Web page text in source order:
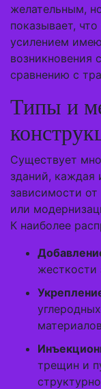
желательным,
показывает,
усилением
возникновения
сравнению с
Типы и
Существует
зданий, каждая
зависимости
или
К наиболее
жесткости
трещин и